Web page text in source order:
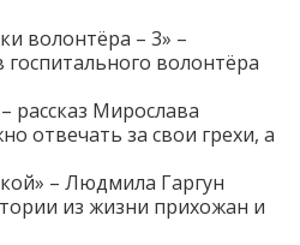
волонтёра – 3» –
волонтёра
рассказ Мирослава
отвечать за свои грехи, а
– Людмила Гаргун
из жизни прихожан и